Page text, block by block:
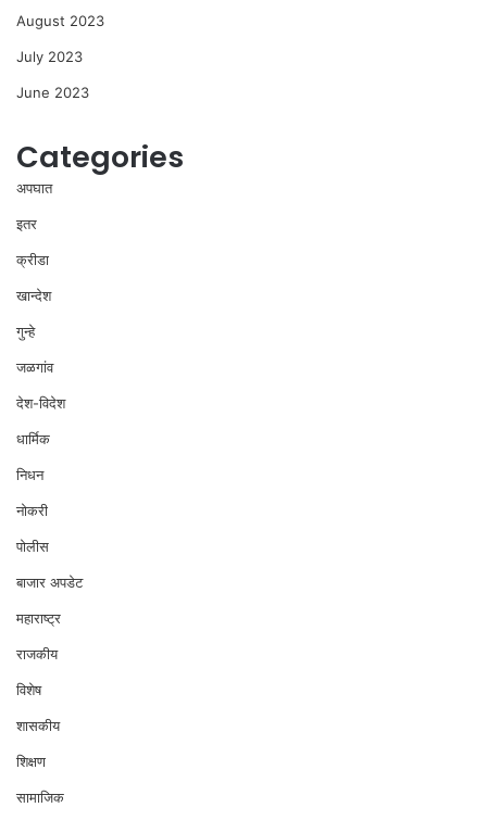
August 2023
July 2023
June 2023
Categories
अपघात
इतर
क्रीडा
खान्देश
गुन्हे
जळगांव
देश-विदेश
धार्मिक
निधन
नोकरी
पोलीस
बाजार अपडेट
महाराष्ट्र
राजकीय
विशेष
शासकीय
शिक्षण
सामाजिक